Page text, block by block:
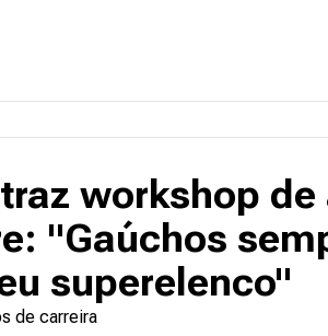
workshop de
"Gaúchos
superelenco"
de carreira